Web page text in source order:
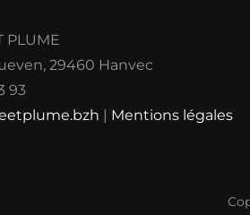
PLUME
29460 Hanvec
93
| Mentions légales